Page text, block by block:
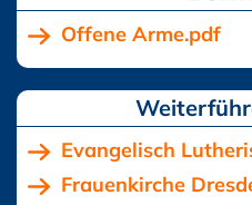
Offene Arme.pdf
Evangelisch
Frauenkirche